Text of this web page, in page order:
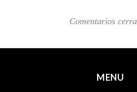
Comentarios
MENU